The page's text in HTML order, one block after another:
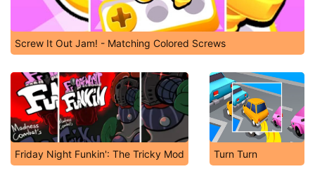
Screw It Out Jam! - Matching Colored Screws
Friday Night Funkin': The Tricky Mod Turn Turn